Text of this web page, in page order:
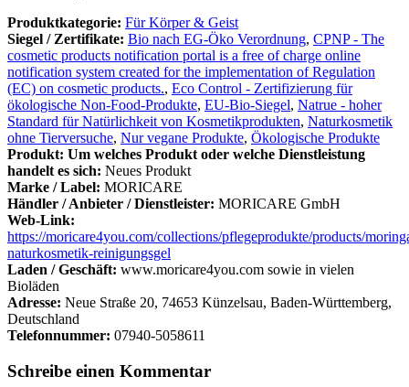
Produktkategorie: Für Körper & Geist
Siegel / Zertifikate: Bio nach EG-Öko Verordnung, CPNP - The
cosmetic products notification portal is a free of charge online
notification system created for the implementation of Regulation
(EC) on cosmetic products., Eco Control - Zertifizierung für
ökologische Non-Food-Produkte, EU-Bio-Siegel, Natrue - hoher
Standard für Natürlichkeit von Kosmetikprodukten, Naturkosmetik
ohne Tierversuche, Nur vegane Produkte, Ökologische Produkte
Produkt: Um welches Produkt oder welche Dienstleistung
handelt es sich: Neues Produkt
Marke / Label: MORICARE
Händler / Anbieter / Dienstleister: MORICARE GmbH
Web-Link:
https://moricare4you.com/collections/pflegeprodukte/products/
naturkosmetik-reinigungsgel
Laden / Geschäft: www.moricare4you.com sowie in vielen
Bioläden
Adresse: Neue Straße 20, 74653 Künzelsau, Baden-Württemberg,
Deutschland
Telefonnummer: 07940-5058611
Schreibe einen Kommentar